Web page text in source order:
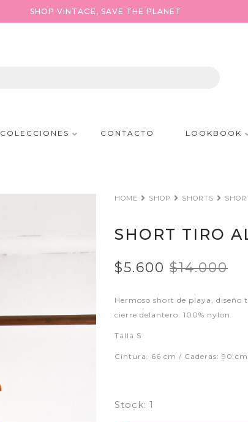
SHOP VINTAGE, SAVE THE PLANET
COLECCIONES CONTACTO LOOKBOOK
HOME SHOP SHORTS
SHORT TIRO
$5.600 $14.000
Hermoso short de playa, diseño
cierre delantero. 100% nylon
Talla S
Cintura: 66 cm / Caderas: 90
Stock: 1